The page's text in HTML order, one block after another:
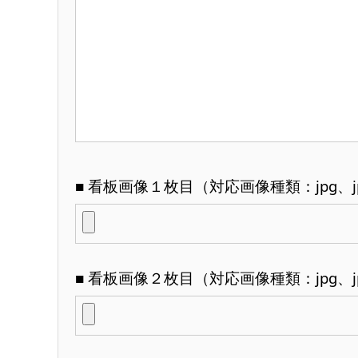
■ 看板画像１枚目（対応画像種類：jpg、
■ 看板画像２枚目（対応画像種類：jpg、